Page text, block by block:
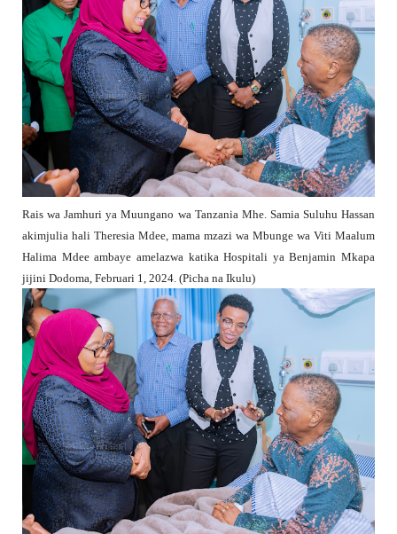
Rais wa Jamhuri ya Muungano wa Tanzania Mhe. Samia Suluhu Hassan
akimjulia hali Theresia Mdee, mama mzazi wa Mbunge wa Viti Maalum
Halima Mdee ambaye amelazwa katika Hospitali ya Benjamin Mkapa
jijini Dodoma, Februari 1, 2024. (Picha na Ikulu)